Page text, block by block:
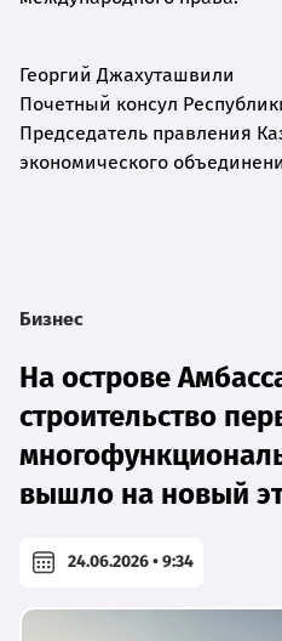
Георгий Джахуташвили
Почетный консул
Председатель правления
экономического
Бизнес
На острове
строительство
вышло на новый
24.06.2026 • 9:34